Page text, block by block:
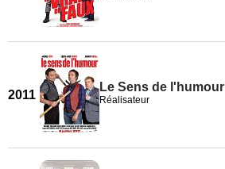
2011
Le Sens de l'humour
Réalisateur